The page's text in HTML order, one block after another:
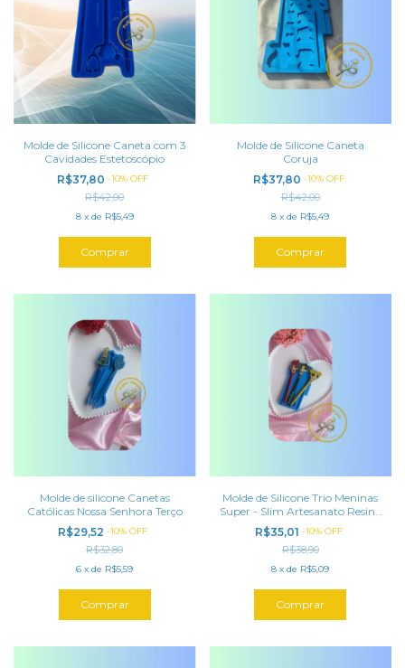
Molde de Silicone Caneta com 3
Cavidades Estetoscópio
R$37,80-10%OFF
R$42,00
8 x de R$5,49
Molde de Silicone Caneta
Coruja
R$37,80 -10% OFF
R$42,00
8 xde R$5,49
Molde de silicone Canetas
Católicas Nossa Senhora Terço
R$29,52-10%OFF
R$32,80
6 xde R$5,59
Molde de Silicone Trio Meninas
Super - Slim Artesanato Resina
R$35,01 -10% OFF
R$38,90
8 xde R$5,09